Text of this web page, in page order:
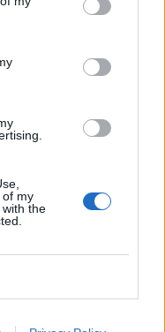
of my
the
szárazság miatt